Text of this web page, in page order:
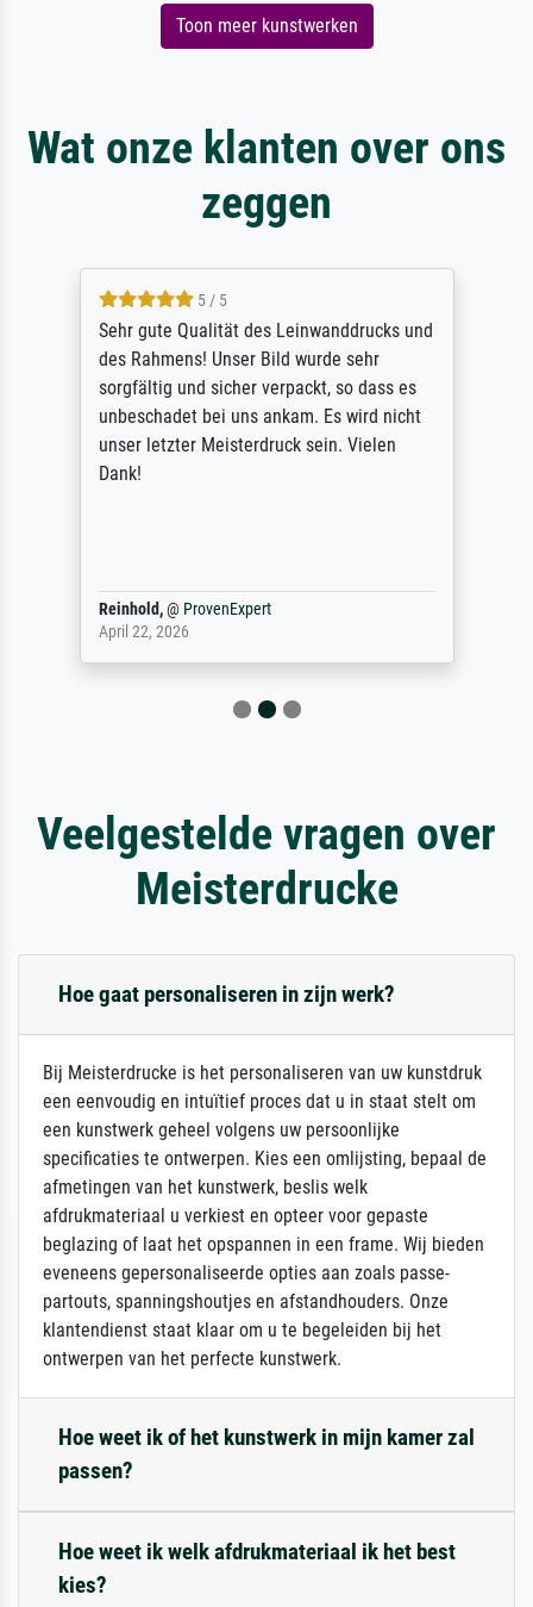
Toon meer kunstwerken
Wat onze klanten over ons
zeggen
5 / 5
Sehr gute Qualität des Leinwanddrucks und
des Rahmens! Unser Bild wurde sehr
sorgfältig und sicher verpackt, so dass es
unbeschadet bei uns ankam. Es wird nicht
unser letzter Meisterdruck sein. Vielen
Dank!
Reinhold,@ ProvenExpert
April 22, 2026
Veelgestelde vragen over
Meisterdrucke
Hoe gaat personaliseren in zijn werk?
Bij Meisterdrucke is het personaliseren van uw kunstdruk
een eenvoudig en intuïtief proces dat u in staat stelt om
een kunstwerk geheel volgens uw persoonlijke
specificaties te ontwerpen. Kies een omlijsting, bepaal de
afmetingen van het kunstwerk, beslis welk
afdrukmateriaal u verkiest en opteer voor gepaste
beglazing of laat het opspannen in een frame. Wij bieden
eveneens gepersonaliseerde opties aan zoals passe-
partouts, spanningshoutjes en afstandhouders. Onze
klantendienst staat klaar om u te begeleiden bij het
ontwerpen van het perfecte kunstwerk.
Hoe weet ik of het kunstwerk in mijn kamer zal
passen?
Hoe weet ik welk afdrukmateriaal ik het best
kies?